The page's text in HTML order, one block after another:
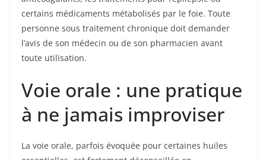
certains médicaments métabolisés par le foie. Toute
personne sous traitement chronique doit demander
l’avis de son médecin ou de son pharmacien avant
toute utilisation.
Voie orale : une pratique
à ne jamais improviser
La voie orale, parfois évoquée pour certaines huiles